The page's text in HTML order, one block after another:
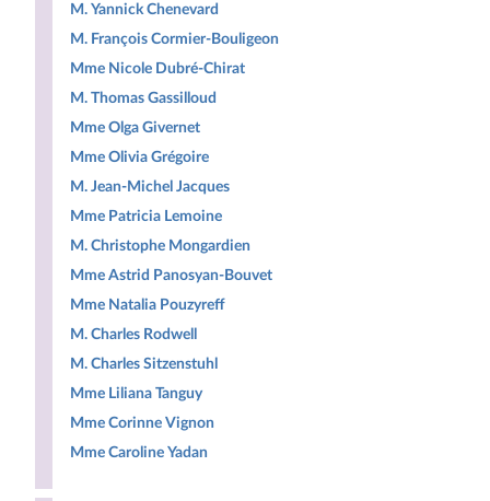
M. Yannick Chenevard
M. François Cormier-Bouligeon
Mme Nicole Dubré-Chirat
M. Thomas Gassilloud
Mme Olga Givernet
Mme Olivia Grégoire
M. Jean-Michel Jacques
Mme Patricia Lemoine
M. Christophe Mongardien
Mme Astrid Panosyan-Bouvet
Mme Natalia Pouzyreff
M. Charles Rodwell
M. Charles Sitzenstuhl
Mme Liliana Tanguy
Mme Corinne Vignon
Mme Caroline Yadan